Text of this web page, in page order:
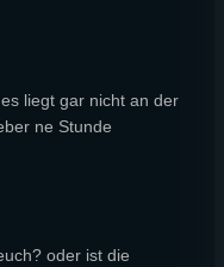
liegt gar nicht an der
ne Stunde
oder ist die